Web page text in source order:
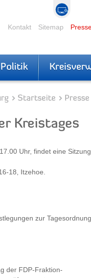
Kontakt Sitemap
Politik
Startseite
Kreistages
Uhr, findet eine
18, Itzehoe.
zur Tagesordnung
der FDP-Fraktion-